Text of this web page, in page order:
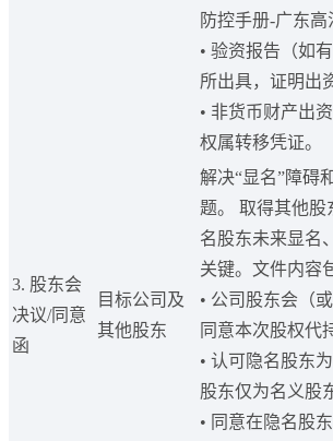
防控手册-广东高
• 验资报告（如
所出具，证明出
• 非货币财产出
权属转移凭证。
3. 股东会
决议/同意
函
目标公司及
其他股东
解决“显名”障碍
题。 取得其他股
名股东未来显名
关键。文件内容
• 公司股东会（
同意本次股权代
• 认可隐名股东
股东仅为名义股
• 同意在隐名股